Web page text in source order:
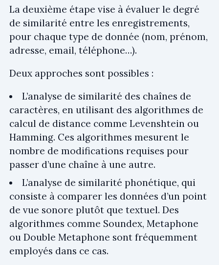
La deuxième étape vise à évaluer le degré
de similarité entre les enregistrements,
pour chaque type de donnée (nom, prénom,
adresse, email, téléphone…).
Deux approches sont possibles :
L’analyse de similarité des chaînes de
caractères, en utilisant des algorithmes de
calcul de distance comme Levenshtein ou
Hamming. Ces algorithmes mesurent le
nombre de modifications requises pour
passer d’une chaîne à une autre.
L’analyse de similarité phonétique, qui
consiste à comparer les données d’un point
de vue sonore plutôt que textuel. Des
algorithmes comme Soundex, Metaphone
ou Double Metaphone sont fréquemment
employés dans ce cas.